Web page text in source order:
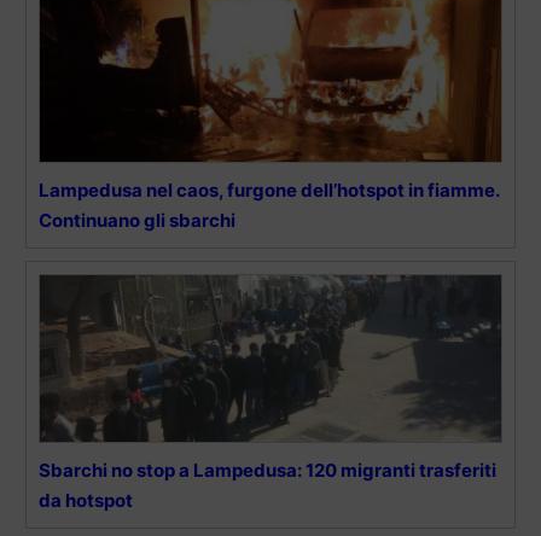
Lampedusa nel caos, furgone dell’hotspot in fiamme.
Continuano gli sbarchi
Sbarchi no stop a Lampedusa: 120 migranti trasferiti
da hotspot